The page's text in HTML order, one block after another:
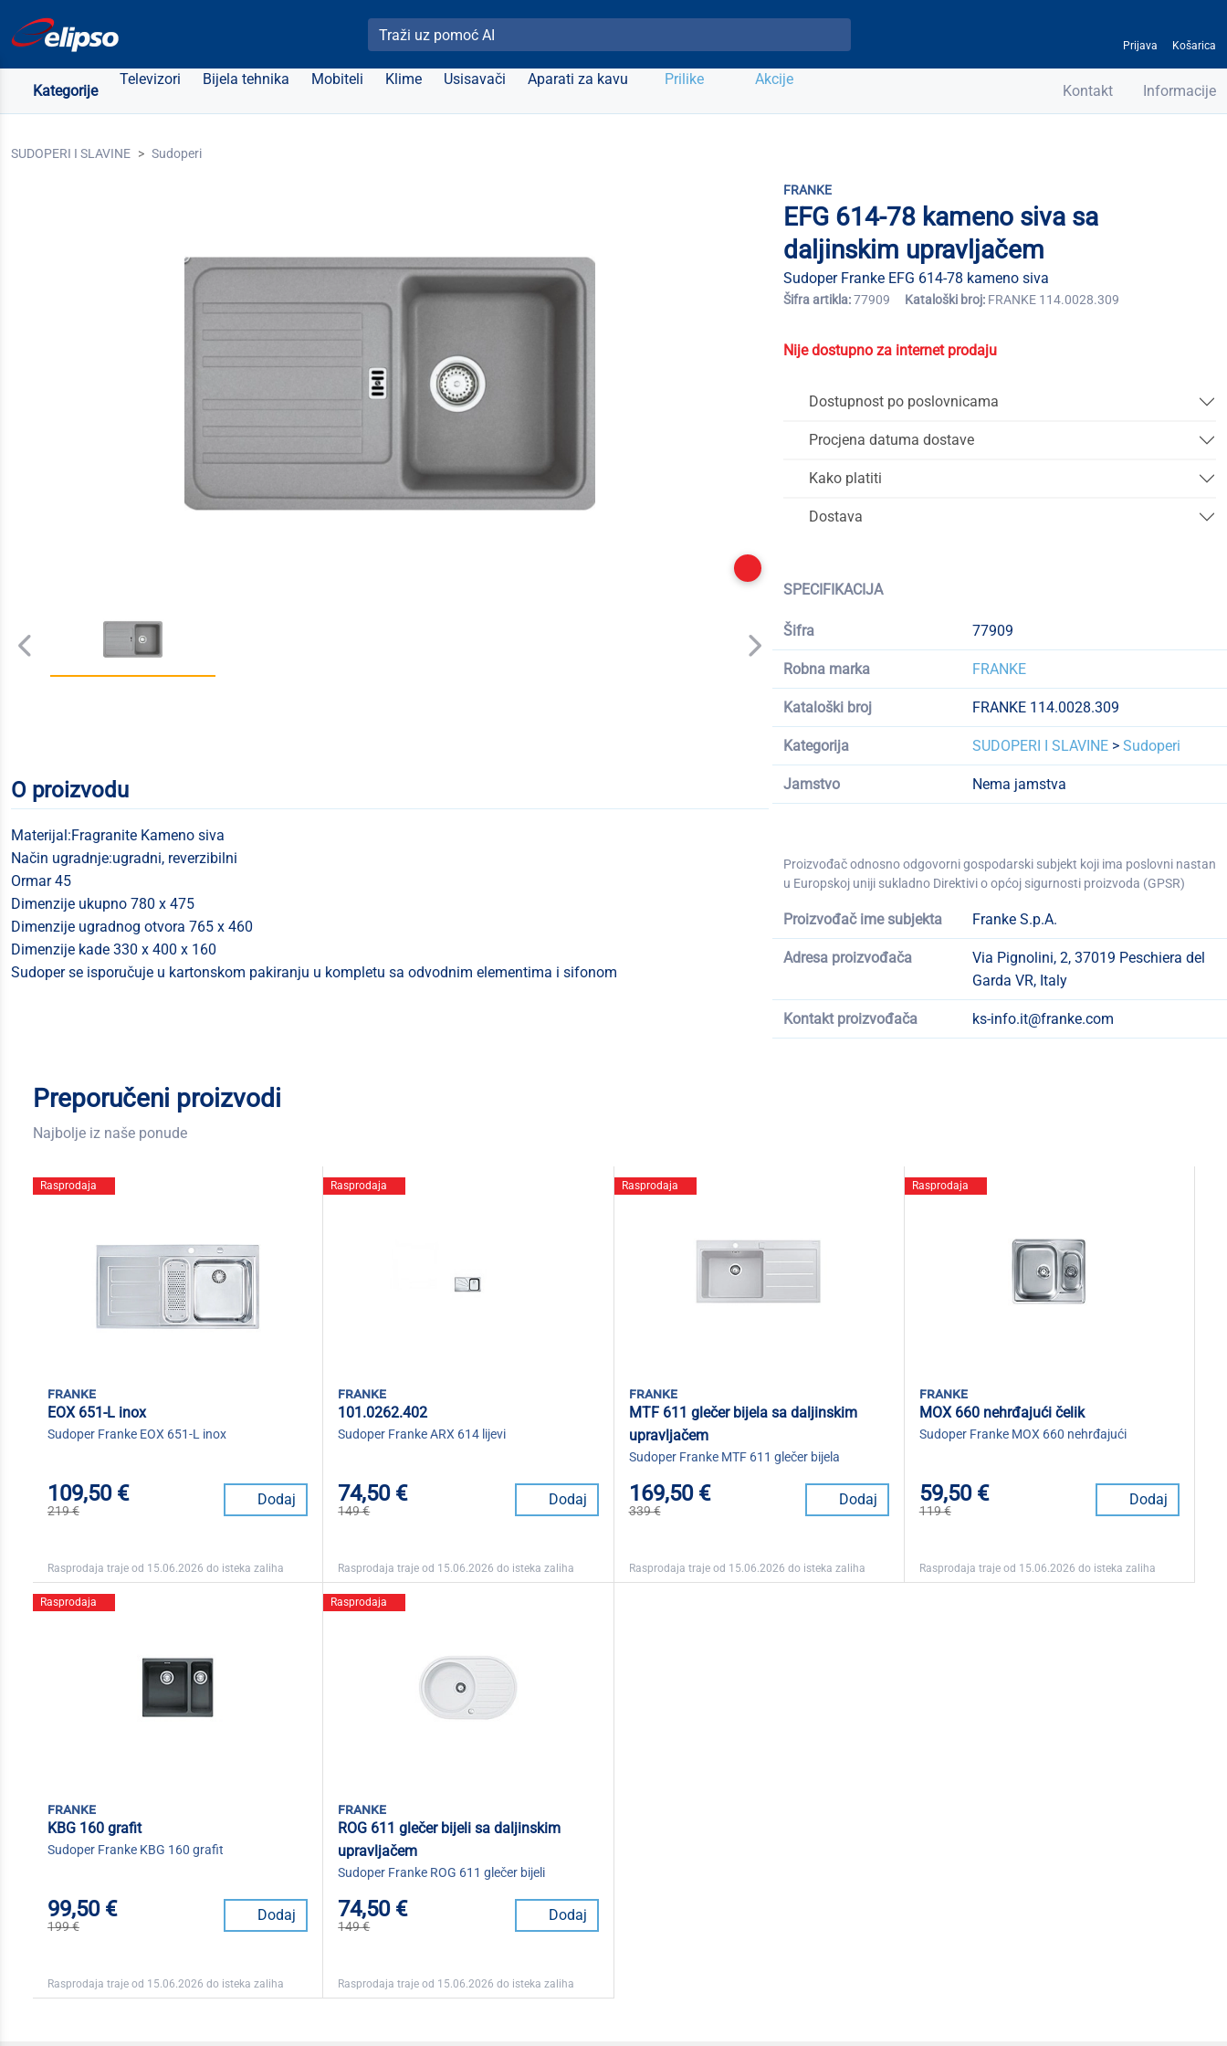
Pretraži Elipso
Prijava Košarica
Kategorije
Televizori Bijela tehnika Mobiteli Klime Usisavači Aparati za kavu Prilike Akcije
Kontakt Informacije
SUDOPERI I SLAVINE Sudoperi
FRANKE
EFG 614-78 kameno siva sa
daljinskim upravljačem
Sudoper Franke EFG 614-78 kameno siva
Šifra artikla:77909 Kataloški broj: FRANKE 114.0028.309
Nije dostupno za internet prodaju
Dostupnost po poslovnicama
Procjena datuma dostave
Kako platiti
Dostava
SPECIFIKACIJA
Šifra 77909
Robna marka FRANKE
Kataloški broj FRANKE 114.0028.309
Kategorija SUDOPERI I SLAVINE >Sudoperi
Jamstvo Nema jamstva
Proizvođač odnosno odgovorni gospodarski subjekt koji ima poslovni nastan
u Europskoj uniji sukladno Direktivi o općoj sigurnosti proizvoda (GPSR)
Proizvođač ime subjekta Franke S.p.A.
Adresa proizvođača
Via Pignolini, 2, 37019 Peschiera del
Garda VR, Italy
Kontakt proizvođača ks-info.it@franke.com
O proizvodu
Materijal:Fragranite Kameno siva
Način ugradnje:ugradni, reverzibilni
Ormar 45
Dimenzije ukupno 780 x 475
Dimenzije ugradnog otvora 765 x 460
Dimenzije kade 330 x 400 x 160
Sudoper se isporučuje u kartonskom pakiranju u kompletu sa odvodnim elementima i sifonom
Preporučeni proizvodi
Najbolje iz naše ponude
Rasprodaja
franke
EOX 651-L inox
Sudoper Franke EOX 651-L inox
109,50 €
219 €
Dodaj
Rasprodaja traje od 15.06.2026 do isteka zaliha
Rasprodaja
franke
101.0262.402
Sudoper Franke ARX 614 lijevi
74,50 €
149 €
Dodaj
Rasprodaja traje od 15.06.2026 do isteka zaliha
Rasprodaja
franke
MTF 611 glečer bijela sa daljinskim
upravljačem
Sudoper Franke MTF 611 glečer bijela
169,50 €
339 €
Dodaj
Rasprodaja traje od 15.06.2026 do isteka zaliha
Rasprodaja
franke
MOX 660 nehrđajući čelik
Sudoper Franke MOX 660 nehrđajući
59,50 €
119 €
Dodaj
Rasprodaja traje od 15.06.2026 do isteka zaliha
Rasprodaja
franke
KBG 160 grafit
Sudoper Franke KBG 160 grafit
99,50 €
199 €
Dodaj
Rasprodaja traje od 15.06.2026 do isteka zaliha
Rasprodaja
franke
ROG 611 glečer bijeli sa daljinskim
upravljačem
Sudoper Franke ROG 611 glečer bijeli
74,50 €
149 €
Dodaj
Rasprodaja traje od 15.06.2026 do isteka zaliha